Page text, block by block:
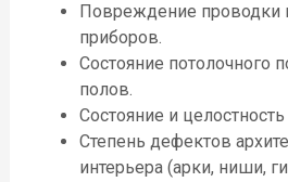
Повреждение проводки
приборов.
Состояние потолочного
полов.
Состояние и
Степень дефектов
интерьера (арки, ниши,